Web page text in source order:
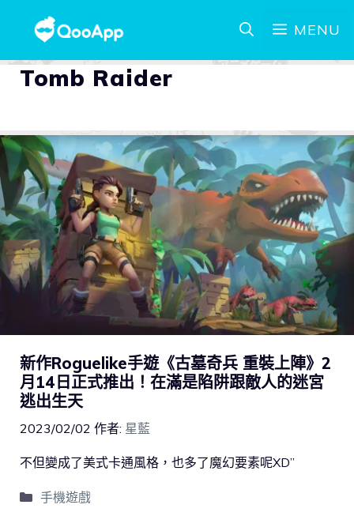
MENU
Tomb Raider
新作Roguelike手遊《古墓奇兵 重裝上陣》2
月14日正式推出！在滿是陷阱跟敵人的迷宮
逃出生天
2023/02/02 作者: 星藍
不但變成了美式卡通風格，也多了魔幻要素呢XD”
手機遊戲